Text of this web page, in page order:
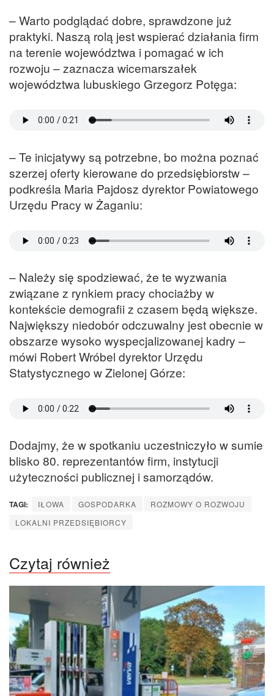
– Warto podglądać dobre, sprawdzone już
praktyki. Naszą rolą jest wspierać działania firm
na terenie województwa i pomagać w ich
rozwoju – zaznacza wicemarszałek
województwa lubuskiego Grzegorz Potęga:
– Te inicjatywy są potrzebne, bo można poznać
szerzej oferty kierowane do przedsiębiorstw –
podkreśla Maria Pajdosz dyrektor Powiatowego
Urzędu Pracy w Żaganiu:
– Należy się spodziewać, że te wyzwania
związane z rynkiem pracy chociażby w
kontekście demografii z czasem będą większe.
Największy niedobór odczuwalny jest obecnie w
obszarze wysoko wyspecjalizowanej kadry –
mówi Robert Wróbel dyrektor Urzędu
Statystycznego w Zielonej Górze:
Dodajmy, że w spotkaniu uczestniczyło w sumie
blisko 80. reprezentantów firm, instytucji
użyteczności publicznej i samorządów.
TAGI: IŁOWA GOSPODARKA
ROZMOWY O ROZWOJU
LOKALNI PRZEDSIĘBIORCY
Czytaj również